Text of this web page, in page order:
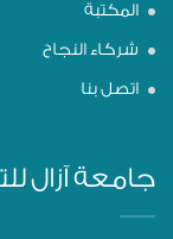
المكتبة
شركاء النجاح
اتصل بنا
جامعة آزال